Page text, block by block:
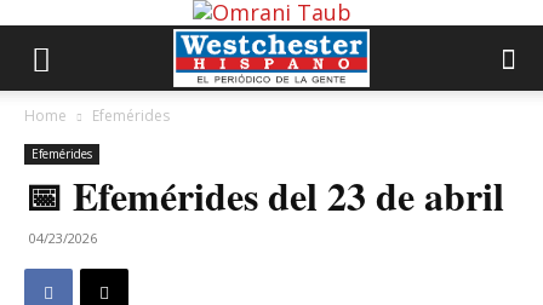
Home Efemérides
Efemérides
📅 Efemérides del 23 de abril
04/23/2026